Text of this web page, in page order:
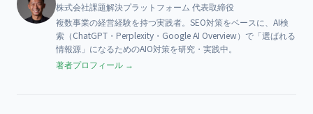
株式会社課題解決プラットフォーム 代表取締役
複数事業の経営経験を持つ実践者。SEO対策をベースに、AI検
索（ChatGPT・Perplexity・Google AI Overview）で「選ばれる
情報源」になるためのAIO対策を研究・実践中。
著者プロフィール →